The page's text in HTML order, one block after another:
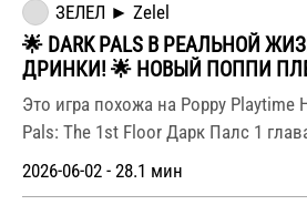
ЗЕЛЕЛ ► Zelel
🌟 DARK PALS В РЕАЛЬНОЙ
ДРИНКИ! 🌟 НОВЫЙ ПОППИ
Это игра похожа на Poppy Playtime
Pals: The 1st Floor Дарк Палс 1
2026-06-02 - 28.1 мин